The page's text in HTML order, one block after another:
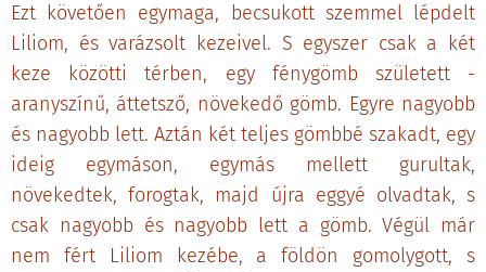
Ezt követően egymaga, becsukott szemmel lépdelt
Liliom, és varázsolt kezeivel. S egyszer csak a két
keze közötti térben, egy fénygömb született -
aranyszínű, áttetsző, növekedő gömb. Egyre nagyobb
és nagyobb lett. Aztán két teljes gömbbé szakadt, egy
ideig egymáson, egymás mellett gurultak,
növekedtek, forogtak, majd újra eggyé olvadtak, s
csak nagyobb és nagyobb lett a gömb. Végül már
nem fért Liliom kezébe, a földön gomolygott, s